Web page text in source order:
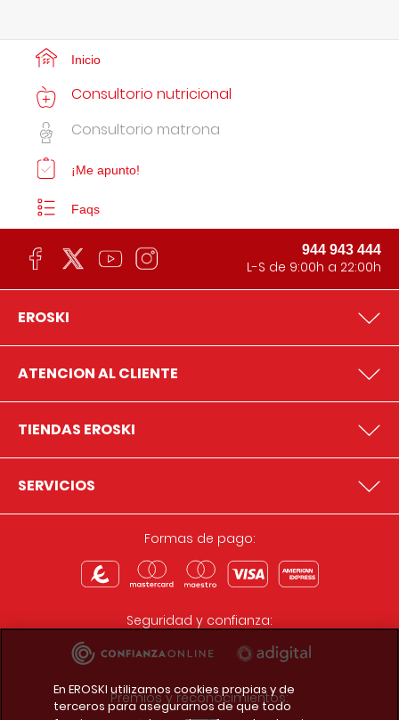
Inicio
Consultorio nutricional
Consultorio matrona
¡Me apunto!
Faqs
944 943 444
L-S de 9:00h a 22:00h
EROSKI
ATENCION AL CLIENTE
TIENDAS EROSKI
SERVICIOS
Formas de pago:
Seguridad y confianza:
Premios y reconocimientos:
En EROSKI utilizamos cookies propias y de
terceros para asegurarnos de que todo